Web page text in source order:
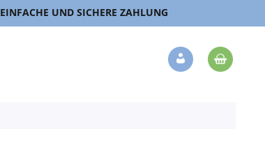
EINFACHE UND SICHERE ZAHLUNG
Veränderung